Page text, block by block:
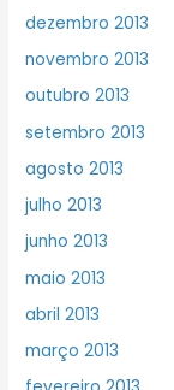
dezembro 2013
novembro 2013
outubro 2013
setembro 2013
agosto 2013
julho 2013
junho 2013
maio 2013
abril 2013
março 2013